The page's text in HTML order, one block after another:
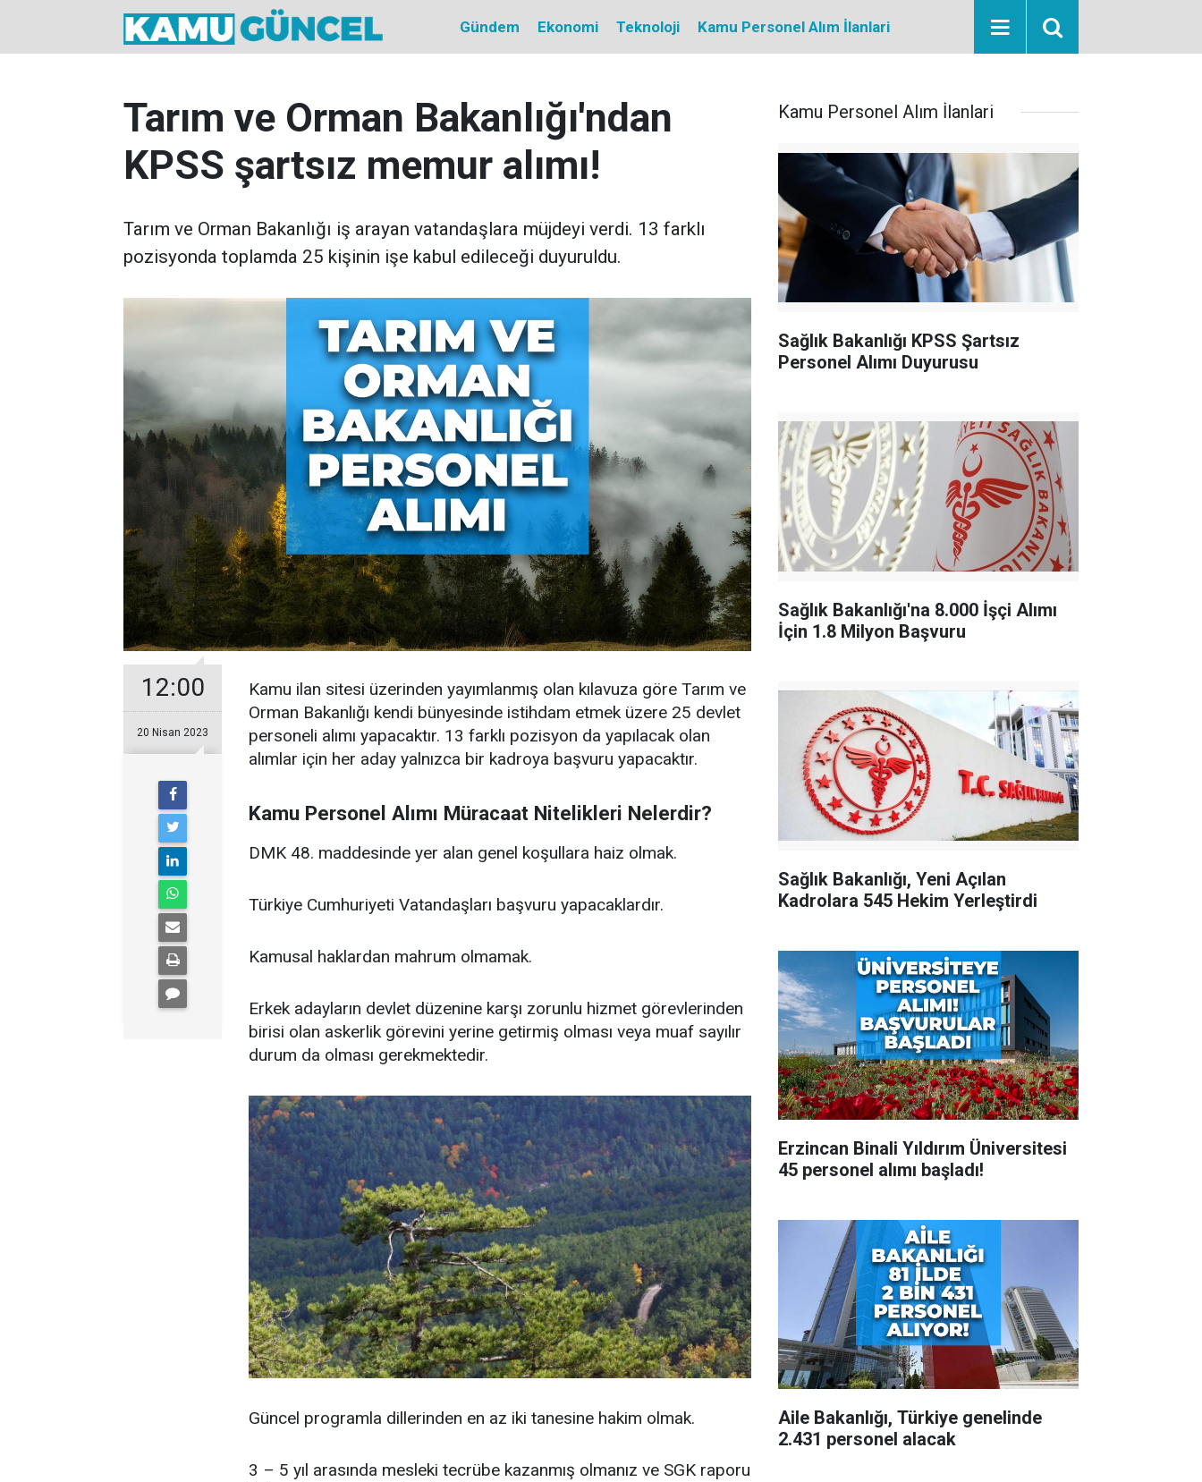
Gündem Ekonomi Teknoloji Kamu Personel Alım İlanlari
Tarım ve Orman Bakanlığı'ndan
KPSS şartsız memur alımı!
Tarım ve Orman Bakanlığı iş arayan vatandaşlara müjdeyi verdi. 13 farklı
pozisyonda toplamda 25 kişinin işe kabul edileceği duyuruldu.
12:00
20 Nisan 2023
Kamu ilan sitesi üzerinden yayımlanmış olan kılavuza göre Tarım ve
Orman Bakanlığı kendi bünyesinde istihdam etmek üzere 25 devlet
personeli alımı yapacaktır. 13 farklı pozisyon da yapılacak olan
alımlar için her aday yalnızca bir kadroya başvuru yapacaktır.
Kamu Personel Alımı Müracaat Nitelikleri Nelerdir?
DMK 48. maddesinde yer alan genel koşullara haiz olmak.
Türkiye Cumhuriyeti Vatandaşları başvuru yapacaklardır.
Kamusal haklardan mahrum olmamak.
Erkek adayların devlet düzenine karşı zorunlu hizmet görevlerinden
birisi olan askerlik görevini yerine getirmiş olması veya muaf sayılır
durum da olması gerekmektedir.
Güncel programla dillerinden en az iki tanesine hakim olmak.
3 – 5 yıl arasında mesleki tecrübe kazanmış olmanız ve SGK raporu
Kamu Personel Alım İlanlari
Sağlık Bakanlığı KPSS Şartsız
Personel Alımı Duyurusu
Sağlık Bakanlığı'na 8.000 İşçi Alımı
İçin 1.8 Milyon Başvuru
Sağlık Bakanlığı, Yeni Açılan
Kadrolara 545 Hekim Yerleştirdi
Erzincan Binali Yıldırım Üniversitesi
45 personel alımı başladı!
Aile Bakanlığı, Türkiye genelinde
2.431 personel alacak